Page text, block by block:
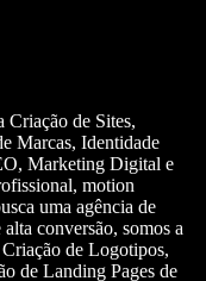
Criação de Sites,
Marcas, Identidade
Marketing Digital e
motion
uma agência de
conversão, somos a
de Logotipos,
de Landing Pages de